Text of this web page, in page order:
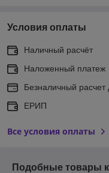
Условия оплаты
Наличный расчёт
Наложенный платеж
Безналичный
ЕРИП
Все условия оплаты
Подобные товары